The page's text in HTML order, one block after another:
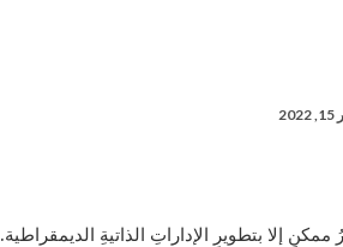
إلا بتطويرِ الإداراتِ الذاتيةِ الديمقراطية.